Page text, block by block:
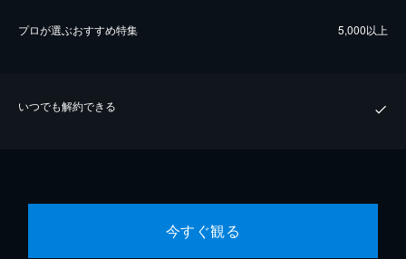
プロが選ぶおすすめ特集 5,000以上
いつでも解約できる
今すぐ観る